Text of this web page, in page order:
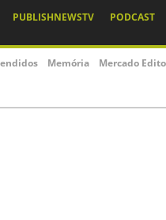
PUBLISHNEWSTV PODCAST
Memória Mercado